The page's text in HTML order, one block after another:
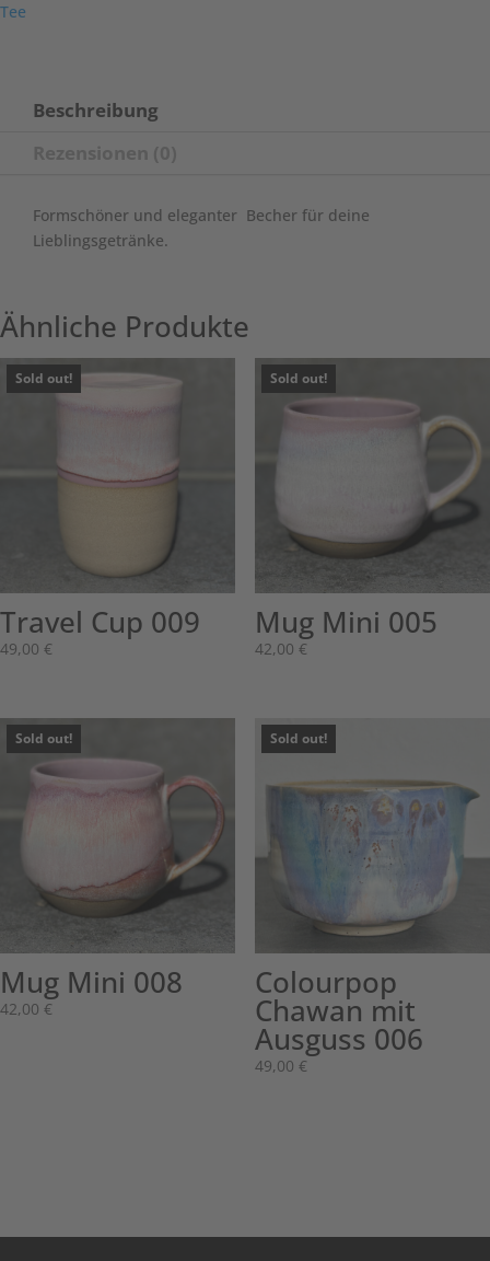
Tee
Beschreibung
Formschöner und eleganter Becher für deine
Lieblingsgetränke.
Ähnliche Produkte
Sold out!
Travel Cup 009
49,00 €
Sold out!
Mug Mini 005
42,00 €
Sold out!
Mug Mini 008
42,00 €
Sold out!
Colourpop
Chawan mit
Ausguss 006
49,00 €